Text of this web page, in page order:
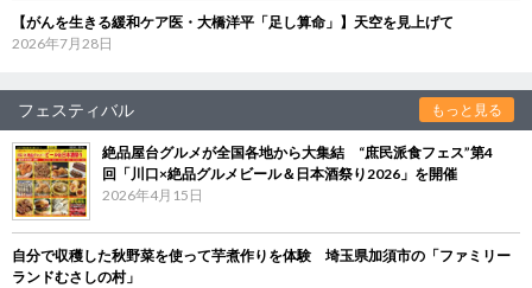
【がんを生きる緩和ケア医・大橋洋平「足し算命」】天空を見上げて
2026年7月28日
フェスティバル もっと見る
絶品屋台グルメが全国各地から大集結 “庶民派食フェス”第4
回「川口×絶品グルメビール＆日本酒祭り2026」を開催
2026年4月15日
自分で収穫した秋野菜を使って芋煮作りを体験 埼玉県加須市の「ファミリー
ランドむさしの村」